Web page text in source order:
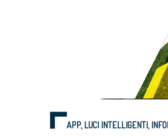
APP, LUCI INTELLIGENTI,